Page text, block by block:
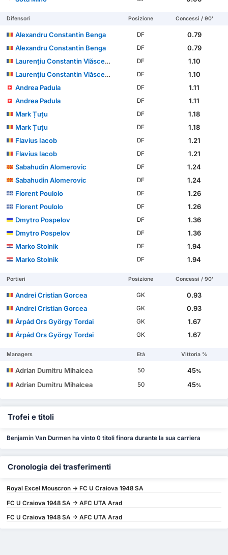
Difensori Posizione Concessi / 90'
Alexandru Constantin Benga DF
0.79
Alexandru Constantin Benga
DF
0.79
Laurențiu Constantin Vlăsceanu
DF
1.10
Laurențiu Constantin Vlăsceanu
DF
1.10
Andrea Padula
DF
1.11
Andrea Padula
DF
1.11
Mark Țuțu
DF
1.18
Mark Țuțu
DF
1.18
Flavius Iacob
DF
1.21
Flavius Iacob
DF
1.21
Sabahudin Alomeroviс
DF
1.24
Sabahudin Alomeroviс
DF
1.24
Florent Poulolo
DF
1.26
Florent Poulolo
DF
1.26
Dmytro Pospelov
DF
1.36
Dmytro Pospelov
DF
1.36
Marko Stolnik
DF
1.94
Marko Stolnik
DF 1.94
Portieri Posizione Concessi / 90'
Andrei Cristian Gorcea GK
0.93
Andrei Cristian Gorcea
GK
0.93
Árpád Ors György Tordai
GK
1.67
Árpád Ors György Tordai
GK 1.67
Managers Età Vittoria %
Adrian Dumitru Mihalcea 50 45%
Adrian Dumitru Mihalcea 50 45%
Trofei e titoli
Benjamin Van Durmen ha vinto 0 titoli finora durante la sua carriera
Cronologia dei trasferimenti
Royal Excel Mouscron -> FC U Craiova 1948 SA
FC U Craiova 1948 SA -> AFC UTA Arad
FC U Craiova 1948 SA -> AFC UTA Arad